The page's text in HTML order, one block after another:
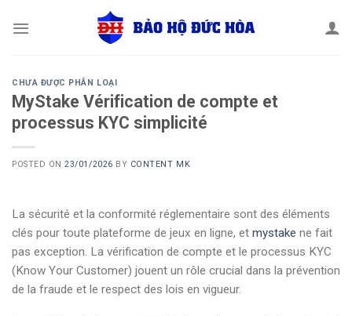
CHƯA ĐƯỢC PHÂN LOẠI
MyStake Vérification de compte et
processus KYC simplicité
POSTED ON23/01/2026 BY CONTENT MK
La sécurité et la conformité réglementaire sont des éléments
clés pour toute plateforme de jeux en ligne, et mystake ne fait
pas exception. La vérification de compte et le processus KYC
(Know Your Customer) jouent un rôle crucial dans la prévention
de la fraude et le respect des lois en vigueur.